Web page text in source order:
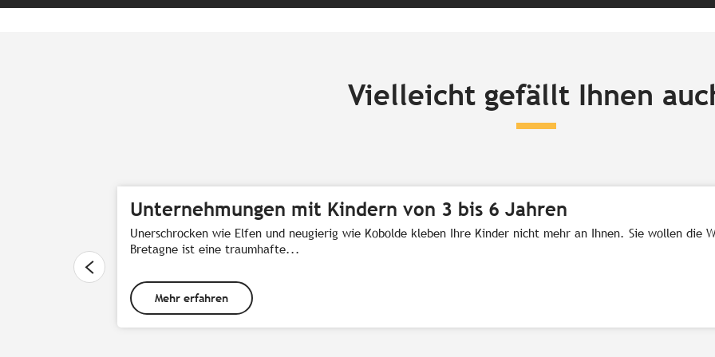
Vielleicht gefällt Ihnen
Unternehmungen mit Kindern von 3 bis 6 Jahren
Unerschrocken wie Elfen und neugierig wie Kobolde kleben Ihre Kinder nicht mehr an Ihnen. Sie wollen die
Bretagne ist eine traumhafte...
Mehr erfahren